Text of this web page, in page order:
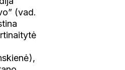
(vad.